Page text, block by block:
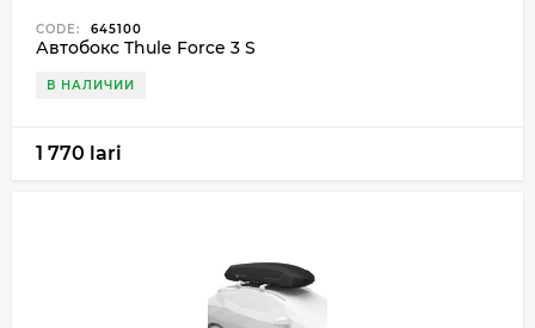
CODE: 645100
Автобокс Thule Force 3 S
В НАЛИЧИИ
1 770 lari